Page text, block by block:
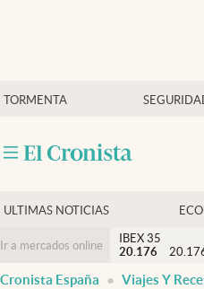
TORMENTA
Economía y finanzas
Criptomonedas
ULTIMAS NOTICIAS
Ir a mercados online
IBEX 35
20.176
Cronista España Viajes Y